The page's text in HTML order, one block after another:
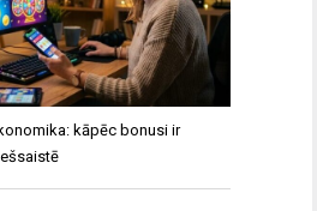
kāpēc bonusi ir